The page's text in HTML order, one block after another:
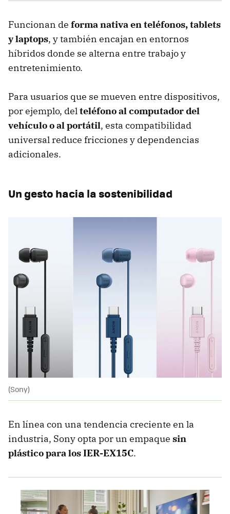
Funcionan de forma nativa en teléfonos, tablets
y laptops, y también encajan en entornos
híbridos donde se alterna entre trabajo y
entretenimiento.
Para usuarios que se mueven entre dispositivos,
por ejemplo, delteléfono al computador del
vehículo o al portátil, esta compatibilidad
universal reduce fricciones y dependencias
adicionales.
Un gesto hacia la sostenibilidad
(Sony)
En línea con una tendencia creciente en la
industria, Sony opta por un empaque sin
plástico para los IER-EX15C.